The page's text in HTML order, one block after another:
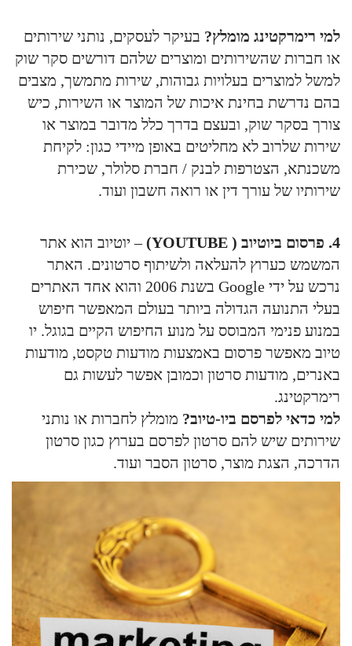
למי רימרקטינג מומלץ? בעיקר לעסקים, נותני שירותים
או חברות שהשירותים ומוצרים שלהם דורשים סקר שוק
למשל למוצרים בעלויות גבוהות, שירות מתמשך, מצבים
בהם נדרשת בחינת איכות של המוצר או השירות, כיש
צורך בסקר שוק, ובעצם בדרך כלל מדובר במוצר או
שירות שלרוב לא מחליטים באופן מיידי כגון: לקיחת
משכנתא, הצטרפות לבנק / חברת סלולר, שכירת
שירותיו של עורך דין או רואה חשבון ועוד.
4. פרסום ביוטיוב ( YOUTUBE)
– יוטיוב הוא אתר
המשמש כערוץ להעלאה ולשיתוף סרטונים. האתר
נרכש על ידי Google בשנת 2006 והוא אחד האתרים
בעלי התנועה הגדולה ביותר בעולם המאפשר חיפוש
במנוע פנימי המבוסס על מנוע החיפוש הקיים בגוגל. יו
טיוב מאפשר פרסום באמצעות מודעות טקסט, מודעות
באנרים, מודעות סרטון וכמובן אפשר לעשות גם
רימרקטינג.
למי כדאי לפרסם ביו-טיוב? מומלץ לחברות או נותני
שירותים שיש להם סרטון לפרסם בערוץ כגון סרטון
הדרכה, הצגת מוצר, סרטון הסבר ועוד.